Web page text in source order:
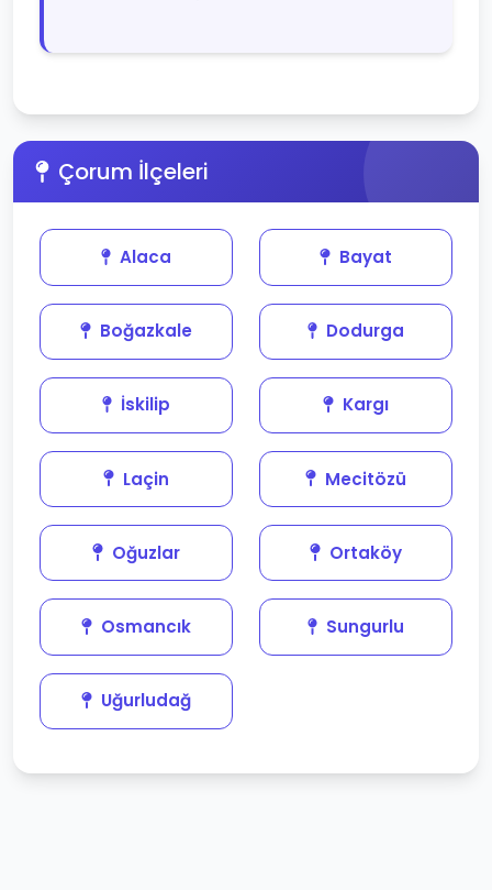
Çorum İlçeleri
Alaca Bayat
Boğazkale Dodurga
İskilip Kargı
Laçin Mecitözü
Oğuzlar Ortaköy
Osmancık Sungurlu
Uğurludağ